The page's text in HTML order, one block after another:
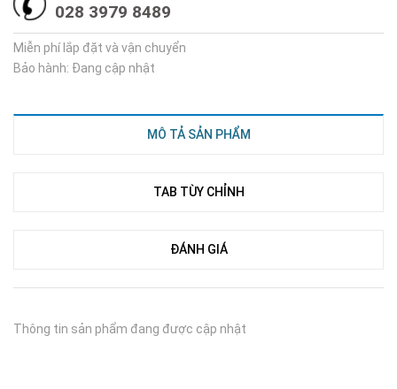
028 3979 8489
Miễn phí lắp đặt và vận chuyển
Bảo hành: Đang cập nhật
MÔ TẢ SẢN PHẨM
TAB TÙY CHỈNH
ĐÁNH GIÁ
Thông tin sản phẩm đang được cập nhật